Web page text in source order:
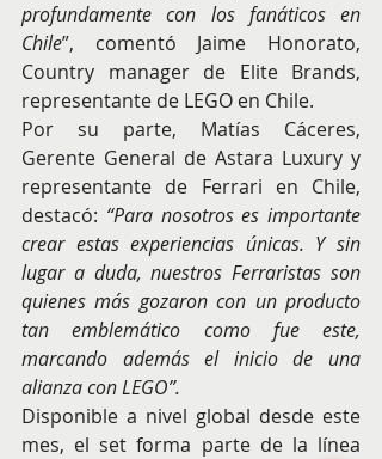
profundamente con los fanáticos en
Chile”, comentó Jaime Honorato,
Country manager de Elite Brands,
representante de LEGO en Chile.
Por su parte, Matías Cáceres,
Gerente General de Astara Luxury y
representante de Ferrari en Chile,
destacó: “Para nosotros es importante
crear estas experiencias únicas. Y sin
lugar a duda, nuestros Ferraristas son
quienes más gozaron con un producto
tan emblemático como fue este,
marcando además el inicio de una
alianza con LEGO”.
Disponible a nivel global desde este
mes, el set forma parte de la línea